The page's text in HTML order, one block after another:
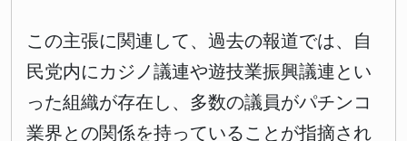
この主張に関連して、過去の報道では、自
民党内にカジノ議連や遊技業振興議連とい
った組織が存在し、多数の議員がパチンコ
業界との関係を持っていることが指摘され